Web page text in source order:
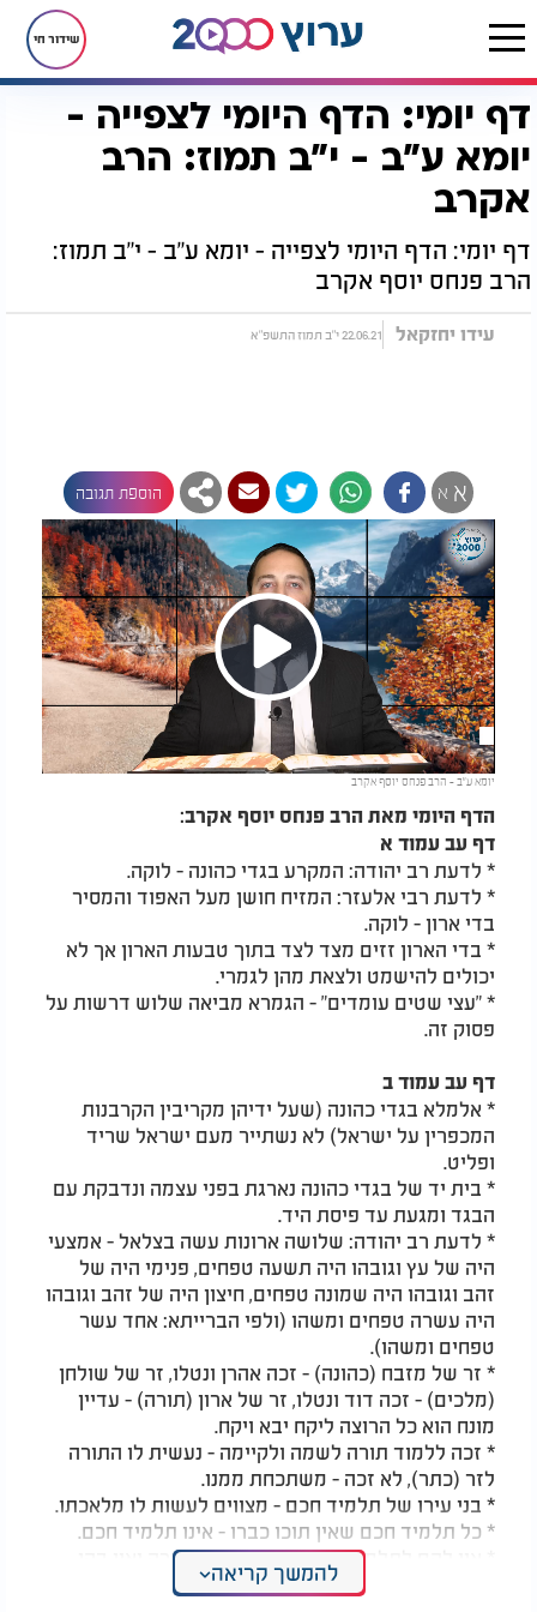
שידור חי
דף הבית הדף היומי מסכת יומא
דף יומי: הדף היומי לצפייה -
יומא ע"ב - י"ב תמוז: הרב
אקרב
דף יומי: הדף היומי לצפייה - יומא ע"ב - י"ב תמוז:
הרב פנחס יוסף אקרב
עידו יחזקאל 22.06.21 י"ב תמוז התשפ"א
א א הוספת תגובה
Play
Video
יומא ע"ב - הרב פנחס יוסף אקרב
הדף היומי מאת הרב פנחס יוסף אקרב:
דף עב עמוד א
* לדעת רב יהודה: המקרע בגדי כהונה - לוקה.
* לדעת רבי אלעזר: המזיח חושן מעל האפוד והמסיר
בדי ארון - לוקה.
* בדי הארון זזים מצד לצד בתוך טבעות הארון אך לא
יכולים להישמט ולצאת מהן לגמרי.
* "עצי שטים עומדים" - הגמרא מביאה שלוש דרשות על
פסוק זה.
דף עב עמוד ב
* אלמלא בגדי כהונה (שעל ידיהן מקריבין הקרבנות
המכפרין על ישראל) לא נשתייר מעם ישראל שריד
ופליט.
* בית יד של בגדי כהונה נארגת בפני עצמה ונדבקת עם
הבגד ומגעת עד פיסת היד.
* לדעת רב יהודה: שלושה ארונות עשה בצלאל - אמצעי
היה של עץ וגובהו היה תשעה טפחים, פנימי היה של
זהב וגובהו היה שמונה טפחים, חיצון היה של זהב וגובהו
היה עשרה טפחים ומשהו (ולפי הברייתא: אחד עשר
טפחים ומשהו).
* זר של מזבח (כהונה) - זכה אהרן ונטלו, זר של שולחן
(מלכים) - זכה דוד ונטלו, זר של ארון (תורה) - עדיין
מונח הוא כל הרוצה ליקח יבא ויקח.
* זכה ללמוד תורה לשמה ולקיימה - נעשית לו התורה
לזר (כתר), לא זכה - משתכחת ממנו.
* בני עירו של תלמיד חכם - מצווים לעשות לו מלאכתו.
* כל תלמיד חכם שאין תוכו כברו - אינו תלמיד חכם.
* אוי להם לתלמידי חכמים שעוסקין בתורה ואין בהן
להמשך קריאה